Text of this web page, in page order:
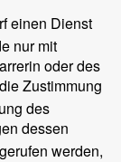
einen Dienst
nur mit
oder des
Zustimmung
des
dessen
werden,